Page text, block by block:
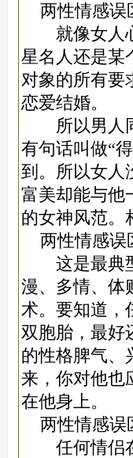
两性情感误
就像女人心
星名人还是某
对象的所有要
恋爱结婚。
所以男人同
有句话叫做“
到。所以女人
富美却能与他
的女神风范。
两性情感误
这是最典型
漫、多情、体
术。要知道，
双胞胎，最好
的性格脾气、
来，你对他也
在他身上。
两性情感误
任何情侣在